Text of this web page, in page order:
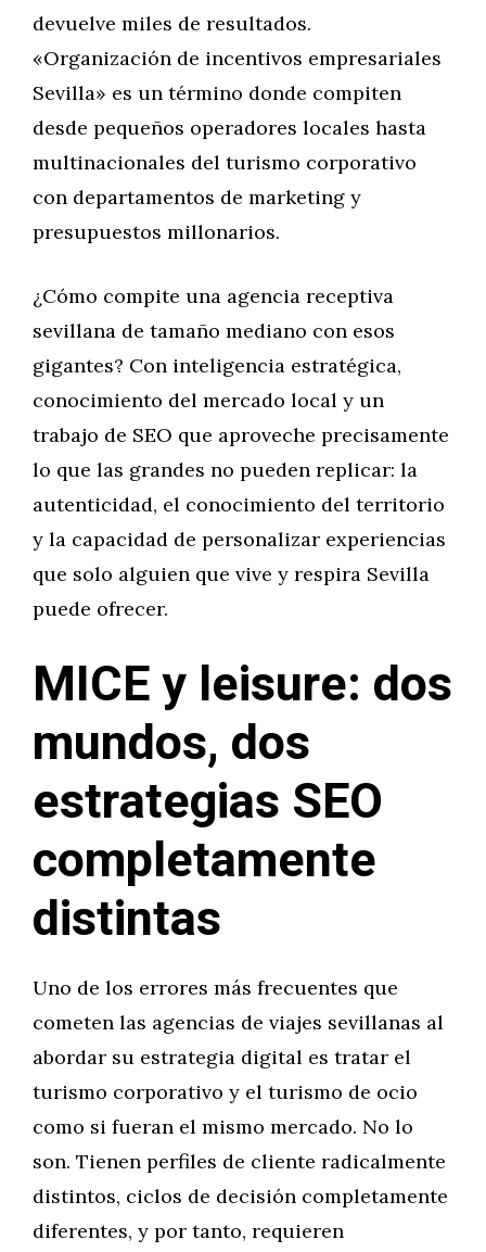
devuelve miles de resultados.
«Organización de incentivos empresariales
Sevilla» es un término donde compiten
desde pequeños operadores locales hasta
multinacionales del turismo corporativo
con departamentos de marketing y
presupuestos millonarios.
¿Cómo compite una agencia receptiva
sevillana de tamaño mediano con esos
gigantes? Con inteligencia estratégica,
conocimiento del mercado local y un
trabajo de SEO que aproveche precisamente
lo que las grandes no pueden replicar: la
autenticidad, el conocimiento del territorio
y la capacidad de personalizar experiencias
que solo alguien que vive y respira Sevilla
puede ofrecer.
MICE y leisure: dos
mundos, dos
estrategias SEO
completamente
distintas
Uno de los errores más frecuentes que
cometen las agencias de viajes sevillanas al
abordar su estrategia digital es tratar el
turismo corporativo y el turismo de ocio
como si fueran el mismo mercado. No lo
son. Tienen perfiles de cliente radicalmente
distintos, ciclos de decisión completamente
diferentes, y por tanto, requieren